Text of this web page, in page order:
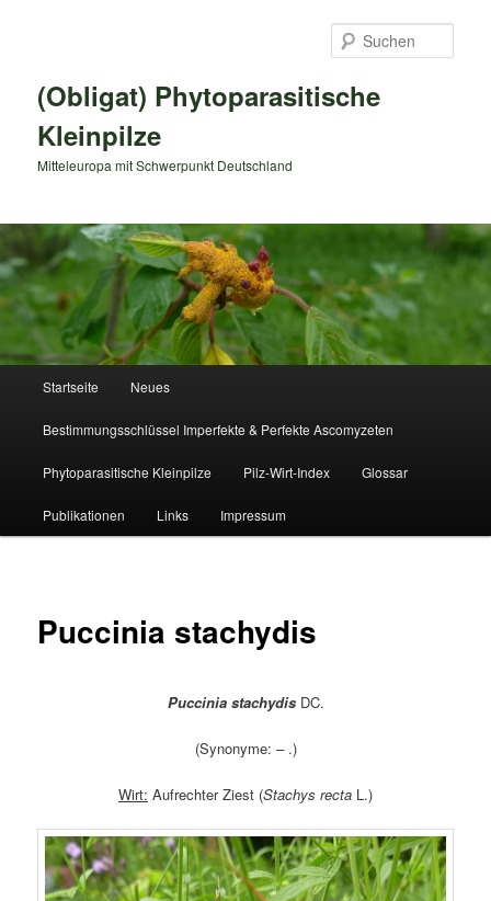
(Obligat) Phytoparasitische
Kleinpilze
Mitteleuropa mit Schwerpunkt Deutschland
Startseite Neues
Bestimmungsschlüssel Imperfekte & Perfekte Ascomyzeten
Phytoparasitische Kleinpilze Pilz-Wirt-Index Glossar
Publikationen Links Impressum
Puccinia stachydis
Puccinia stachydis DC.
(Synonyme: – .)
Wirt: Aufrechter Ziest (Stachys recta L.)